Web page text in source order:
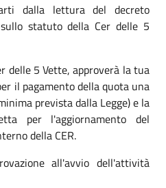
dalla lettura del decreto
statuto della Cer delle 5
delle 5 Vette, approverà la tua
il pagamento della quota una
prevista dalla Legge) e la
per l'aggiornamento del
della CER.
all'avvio dell'attività